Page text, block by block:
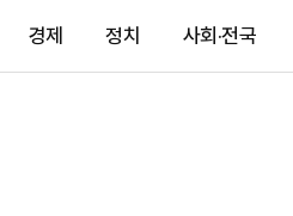
경제 정치 사회·전국